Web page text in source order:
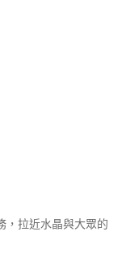
，拉近水晶與大眾的